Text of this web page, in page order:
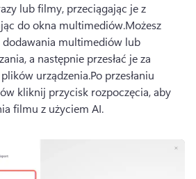
lub filmy, przeciągając je z
do okna multimediów.Możesz
multimediów lub
a następnie przesłać je za
urządzenia.Po przesłaniu
kliknij przycisk rozpoczęcia, aby
filmu z użyciem AI.